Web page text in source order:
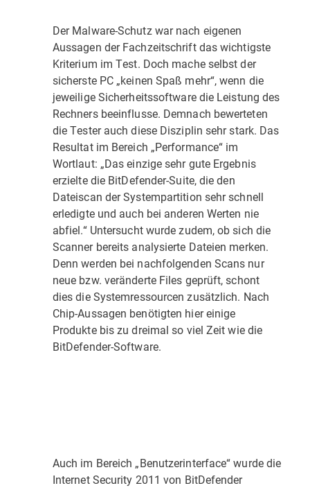
Der Malware-Schutz war nach eigenen
Aussagen der Fachzeitschrift das wichtigste
Kriterium im Test. Doch mache selbst der
sicherste PC „keinen Spaß mehr“, wenn die
jeweilige Sicherheitssoftware die Leistung des
Rechners beeinflusse. Demnach bewerteten
die Tester auch diese Disziplin sehr stark. Das
Resultat im Bereich „Performance“ im
Wortlaut: „Das einzige sehr gute Ergebnis
erzielte die BitDefender-Suite, die den
Dateiscan der Systempartition sehr schnell
erledigte und auch bei anderen Werten nie
abfiel.“ Untersucht wurde zudem, ob sich die
Scanner bereits analysierte Dateien merken.
Denn werden bei nachfolgenden Scans nur
neue bzw. veränderte Files geprüft, schont
dies die Systemressourcen zusätzlich. Nach
Chip-Aussagen benötigten hier einige
Produkte bis zu dreimal so viel Zeit wie die
BitDefender-Software.
Auch im Bereich „Benutzerinterface“ wurde die
Internet Security 2011 von BitDefender